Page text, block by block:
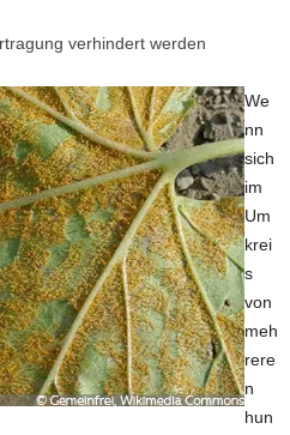
verhindert werden
We
nn
sich
im
Um
krei
s
von
meh
rere
n
hun